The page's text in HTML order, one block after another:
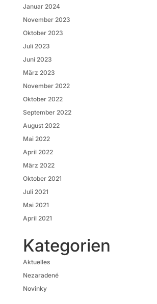
Januar 2024
November 2023
Oktober 2023
Juli 2023
Juni 2023
März 2023
November 2022
Oktober 2022
September 2022
August 2022
Mai 2022
April 2022
März 2022
Oktober 2021
Juli 2021
Mai 2021
April 2021
Kategorien
Aktuelles
Nezaradené
Novinky